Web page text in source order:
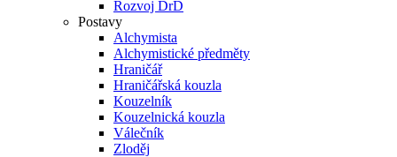
Rozvoj DrD
Postavy
Alchymista
Alchymistické předměty
Hraničář
Hraničářská kouzla
Kouzelník
Kouzelnická kouzla
Válečník
Zloděj